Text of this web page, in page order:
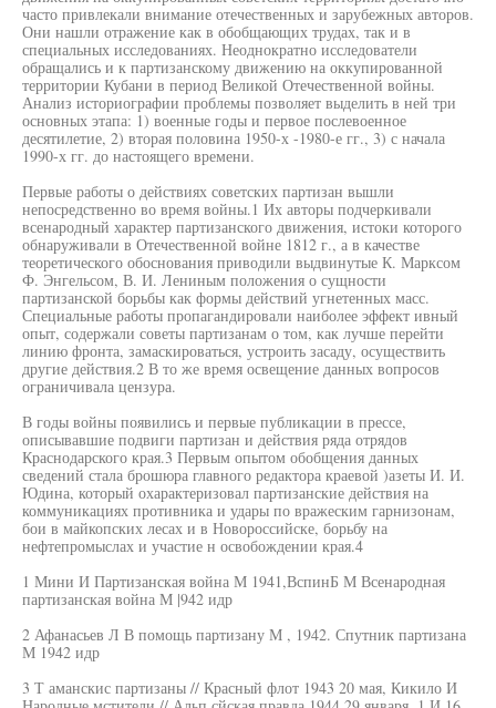
часто привлекали внимание отечественных и зарубежных авторов.
Они нашли отражение как в обобщающих трудах, так и в
специальных исследованиях. Неоднократно исследователи
обращались и к партизанскому движению на оккупированной
территории Кубани в период Великой Отечественной войны.
Анализ историографии проблемы позволяет выделить в ней три
основных этапа: 1) военные годы и первое послевоенное
десятилетие, 2) вторая половина 1950-х -1980-е гг., 3) с начала
1990-х гг. до настоящего времени.
Первые работы о действиях советских партизан вышли
непосредственно во время войны.1 Их авторы подчеркивали
всенародный характер партизанского движения, истоки которого
обнаруживали в Отечественной войне 1812 г., а в качестве
теоретического обоснования приводили выдвинутые К. Марксом
Ф. Энгельсом, В. И. Лениным положения о сущности
партизанской борьбы как формы действий угнетенных масс.
Специальные работы пропагандировали наиболее эффект ивный
опыт, содержали советы партизанам о том, как лучше перейти
линию фронта, замаскироваться, устроить засаду, осуществить
другие действия.2 В то же время освещение данных вопросов
ограничивала цензура.
В годы войны появились и первые публикации в прессе,
описывавшие подвиги партизан и действия ряда отрядов
Краснодарского края.3 Первым опытом обобщения данных
сведений стала брошюра главного редактора краевой )азеты И. И.
Юдина, который охарактеризовал партизанские действия на
коммуникациях противника и удары по вражеским гарнизонам,
бои в майкопских лесах и в Новороссийске, борьбу на
нефтепромыслах и участие н освобождении края.4
1 Мини И Партизанская война М 1941,ВспинБ М Всенародная
партизанская война М |942 идр
2 Афанасьев Л В помощь партизану М , 1942. Спутник партизана
М 1942 идр
3 Т аманскис партизаны // Красный флот 1943 20 мая, Кикило И